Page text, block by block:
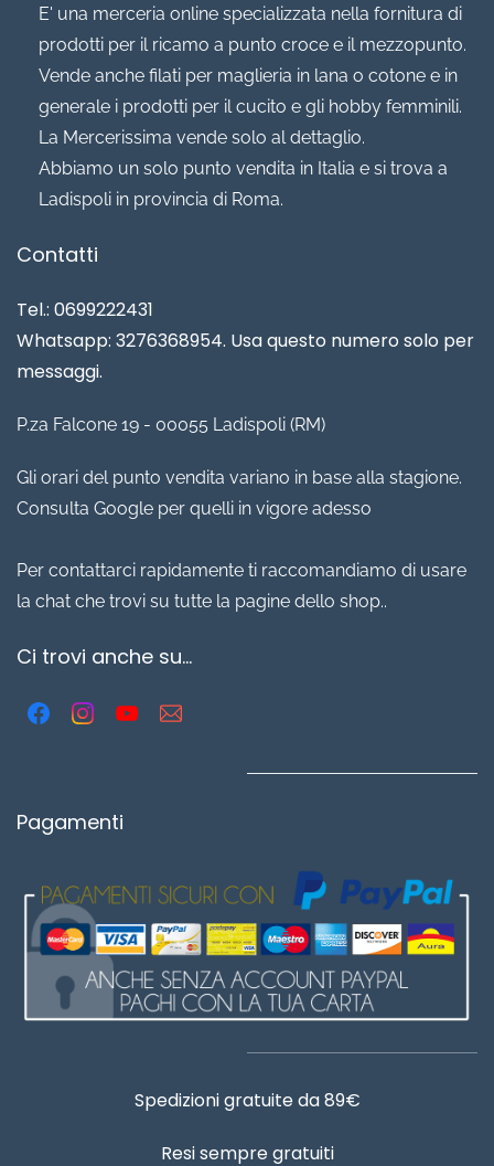
E' una merceria online specializzata nella fornitura di
prodotti per il ricamo a punto croce e il mezzopunto.
Vende anche filati per maglieria in lana o cotone e in
generale i prodotti per il cucito e gli hobby femminili.
La Mercerissima vende solo al dettaglio.
Abbiamo un solo punto vendita in Italia e si trova a
Ladispoli in provincia di Roma.
Contatti
Tel.: 0699222431
Whatsapp: 3276368954. Usa questo numero solo per
messaggi.
P.za Falcone 19 - 00055 Ladispoli (RM)
Gli orari del punto vendita variano in base alla stagione.
Consulta Google per quelli in vigore adesso
Per contattarci rapidamente ti raccomandiamo di usare
la chat che trovi su tutte la pagine dello shop..
Ci trovi anche su...
Pagamenti
Spedizioni gratuite da 89€
Resi sempre gratuiti